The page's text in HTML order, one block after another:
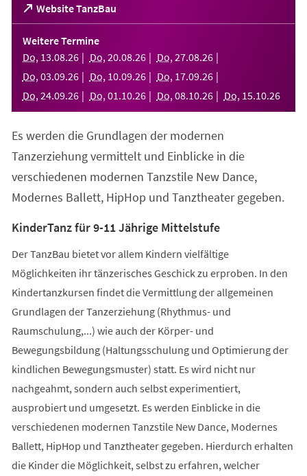
Website TanzBau
(Öffnet
in
einem
neuen
Tab)
Weitere Termine
Do, 13.08.26 Do, 20.08.26 Do, 27.08.26
Do, 03.09.26 Do, 10.09.26 Do, 17.09.26
Do, 24.09.26 Do, 01 .10.26 Do, 08.10.26 Do, 15.10.26
Es werden die Grundlagen der modernen
Tanzerziehung vermittelt und Einblicke in die
verschiedenen modernen Tanzstile New Dance,
Modernes Ballett, HipHop und Tanztheater gegeben.
KinderTanz für 9-11 Jährige Mittelstufe
Der TanzBau bietet vor allem Kindern vielfältige
Möglichkeiten ihr tänzerisches Geschick zu erproben. In den
Kindertanzkursen findet die Vermittlung der allgemeinen
Grundlagen der Tanzerziehung (Rhythmus- und
Raumschulung,...) wie auch der Körper- und
Bewegungsbildung (Haltungsschulung und Optimierung der
kindlichen Bewegungsmuster) statt. Es wird nicht nur
nachgeahmt, sondern auch selbst experimentiert,
ausprobiert und umgesetzt. Es werden Einblicke in die
verschiedenen modernen Tanzstile New Dance, Modernes
Ballett, HipHop und Tanztheater gegeben. Hierdurch erhalten
die Kinder die Möglichkeit, selbst zu erfahren, welcher